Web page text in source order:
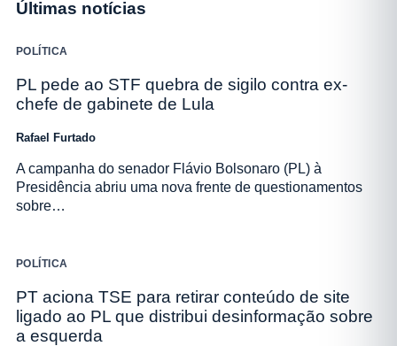
Últimas notícias
POLÍTICA
PL pede ao STF quebra de sigilo contra ex-
chefe de gabinete de Lula
Rafael Furtado
A campanha do senador Flávio Bolsonaro (PL) à
Presidência abriu uma nova frente de questionamentos
sobre…
POLÍTICA
PT aciona TSE para retirar conteúdo de site
ligado ao PL que distribui desinformação sobre
a esquerda